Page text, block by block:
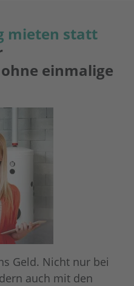
mieten statt
einmalige
Geld. Nicht nur bei
auch mit den